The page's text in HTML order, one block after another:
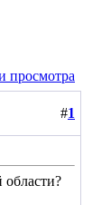
просмотра
#1
области?